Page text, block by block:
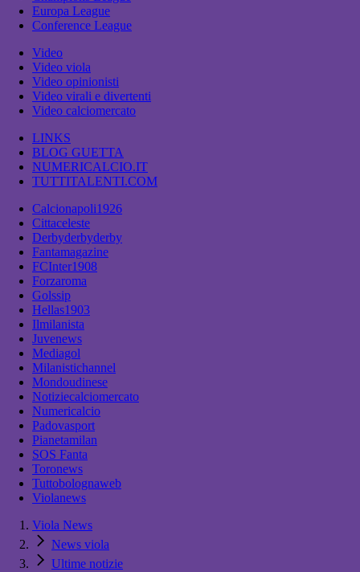
Europa League
Conference League
Video
Video viola
Video opinionisti
Video virali e divertenti
Video calciomercato
LINKS
BLOG GUETTA
NUMERICALCIO.IT
TUTTITALENTI.COM
Calcionapoli1926
Cittaceleste
Derbyderbyderby
Fantamagazine
FCInter1908
Forzaroma
Golssip
Hellas1903
Ilmilanista
Juvenews
Mediagol
Milanistichannel
Mondoudinese
Notiziecalciomercato
Numericalcio
Padovasport
Pianetamilan
SOS Fanta
Toronews
Tuttobolognaweb
Violanews
Viola News
News viola
Ultime notizie